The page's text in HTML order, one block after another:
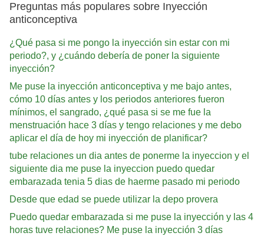
Preguntas más populares sobre Inyección
anticonceptiva
¿Qué pasa si me pongo la inyección sin estar con mi
periodo?, y ¿cuándo debería de poner la siguiente
inyección?
Me puse la inyección anticonceptiva y me bajo antes,
cómo 10 días antes y los periodos anteriores fueron
mínimos, el sangrado, ¿qué pasa si se me fue la
menstruación hace 3 días y tengo relaciones y me debo
aplicar el día de hoy mi inyección de planificar?
tube relaciones un dia antes de ponerme la inyeccion y el
siguiente dia me puse la inyeccion puedo quedar
embarazada tenia 5 dias de haerme pasado mi periodo
Desde que edad se puede utilizar la depo provera
Puedo quedar embarazada si me puse la inyección y las 4
horas tuve relaciones? Me puse la inyección 3 días